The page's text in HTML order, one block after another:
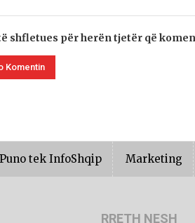
shfletues për herën tjetër që
Puno tek InfoShqip Marketing
RRETH NESH